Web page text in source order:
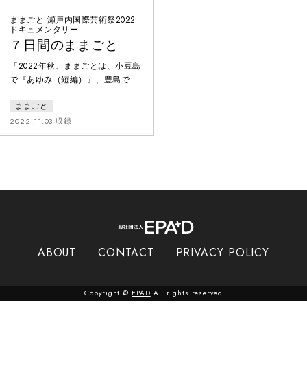
ままごと 瀬戸内国際芸術祭2022
ドキュメンタリー
７日間のままごと
「2022年秋、ままごとは、小豆島
で『あゆみ（短編）』、豊島で
した。本映像はその公演前後の7日
間の記録です。」瀬戸内国際芸術
祭2013より、小豆島での演劇活動
た《おさんぽ演劇》や島民と共に
のほかに演劇やダンスパフォーマ
ままごと
2022.11.03 収録
ABOUT CONTACT PRIVACY POLICY
Copyright © EPAD All rights reserved